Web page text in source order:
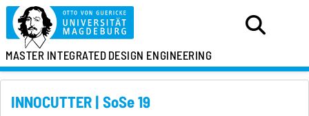
MASTERINTEGRATEDDESIGN ENGINEERING
INNOCUTTER | SoSe 19